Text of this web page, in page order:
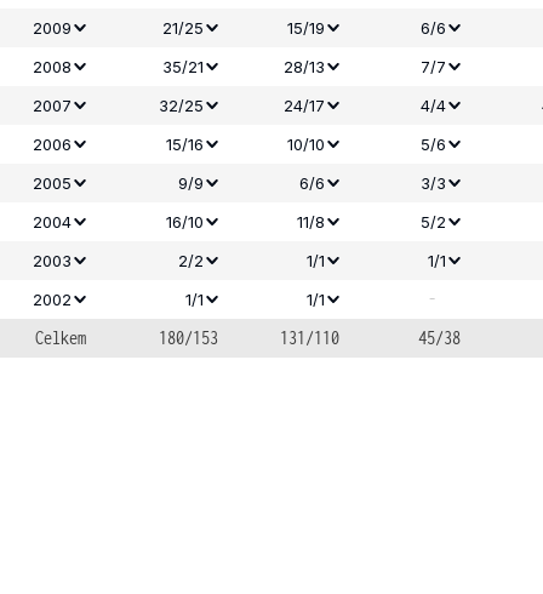
2009
21/25 15/19
6/6
2008
35/21 28/13
7/7
2007
32/25 24/17 4/4
2006
15/16 10/10
5/6
2005
9/9 6/6
3/3
2004
16/10 11/8
5/2
2003
2/2 1/1
1/1
2002
1/1 1/1
-
Celkem
180/153 131/110 45/38